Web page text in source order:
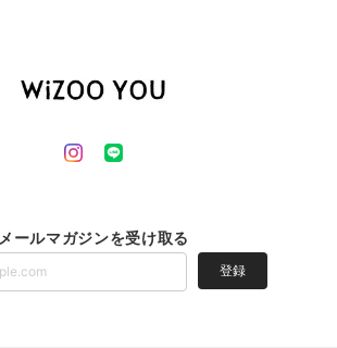
メールマガジンを受け取る
登録